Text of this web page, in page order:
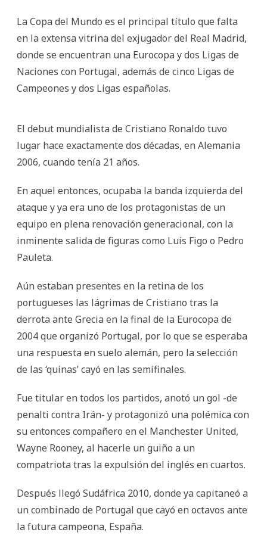
La Copa del Mundo es el principal título que falta
en la extensa vitrina del exjugador del Real Madrid,
donde se encuentran una Eurocopa y dos Ligas de
Naciones con Portugal, además de cinco Ligas de
Campeones y dos Ligas españolas.
El debut mundialista de Cristiano Ronaldo tuvo
lugar hace exactamente dos décadas, en Alemania
2006, cuando tenía 21 años.
En aquel entonces, ocupaba la banda izquierda del
ataque y ya era uno de los protagonistas de un
equipo en plena renovación generacional, con la
inminente salida de figuras como Luís Figo o Pedro
Pauleta.
Aún estaban presentes en la retina de los
portugueses las lágrimas de Cristiano tras la
derrota ante Grecia en la final de la Eurocopa de
2004 que organizó Portugal, por lo que se esperaba
una respuesta en suelo alemán, pero la selección
de las ‘quinas’ cayó en las semifinales.
Fue titular en todos los partidos, anotó un gol -de
penalti contra Irán- y protagonizó una polémica con
su entonces compañero en el Manchester United,
Wayne Rooney, al hacerle un guiño a un
compatriota tras la expulsión del inglés en cuartos.
Después llegó Sudáfrica 2010, donde ya capitaneó a
un combinado de Portugal que cayó en octavos ante
la futura campeona, España.